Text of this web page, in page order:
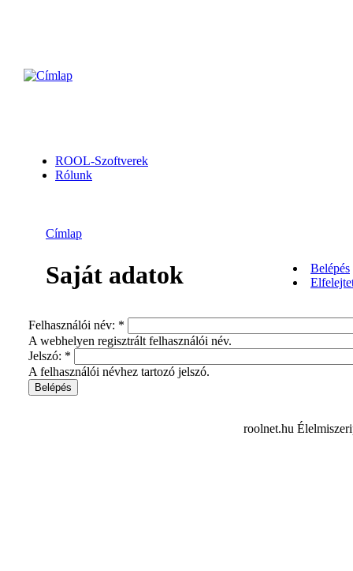
ROOL-Szoftverek
Rólunk
Címlap
Saját adatok
Belépés
Felhasználói név: *
A webhelyen regisztrált felhasználói név.
Jelszó: *
A felhasználói névhez tartozó jelszó.
roolnet.hu